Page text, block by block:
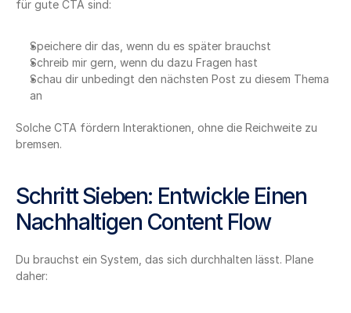
für gute CTA sind:
Speichere dir das, wenn du es später brauchst
Schreib mir gern, wenn du dazu Fragen hast
Schau dir unbedingt den nächsten Post zu diesem Thema
an
Solche CTA fördern Interaktionen, ohne die Reichweite zu
bremsen.
Schritt Sieben: Entwickle Einen
Nachhaltigen Content Flow
Du brauchst ein System, das sich durchhalten lässt. Plane
daher: